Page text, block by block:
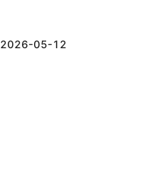
2026-05-12